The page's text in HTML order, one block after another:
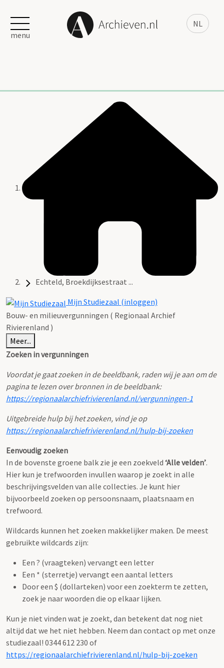
NL
menu
Echteld, Broekdijksestraat ...
Mijn Studiezaal (inloggen)
Bouw- en milieuvergunningen ( Regionaal Archief
Rivierenland )
Meer...
Zoeken in vergunningen
Voordat je gaat zoeken in de beeldbank, raden wij je aan om de
pagina te lezen over bronnen in de beeldbank:
https://regionaalarchiefrivierenland.nl/vergunningen-1
Uitgebreide hulp bij het zoeken, vind je op
https://regionaalarchiefrivierenland.nl/hulp-bij-zoeken
Eenvoudig zoeken
In de bovenste groene balk zie je een zoekveld ‘Alle velden’.
Hier kun je trefwoorden invullen waarop je zoekt in alle
beschrijvingsvelden van alle collecties. Je kunt hier
bijvoorbeeld zoeken op persoonsnaam, plaatsnaam en
trefwoord.
Wildcards kunnen het zoeken makkelijker maken. De meest
gebruikte wildcards zijn:
Een ? (vraagteken) vervangt een letter
Een * (sterretje) vervangt een aantal letters
Door een $ (dollarteken) voor een zoekterm te zetten,
zoek je naar woorden die op elkaar lijken.
Kun je niet vinden wat je zoekt, dan betekent dat nog niet
altijd dat we het niet hebben. Neem dan contact op met onze
studiezaal! 0344 612 230 of
https://regionaalarchiefrivierenland.nl/hulp-bij-zoeken